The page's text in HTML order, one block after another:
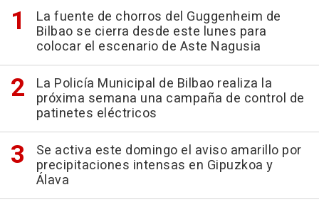
La fuente de chorros del Guggenheim de
Bilbao se cierra desde este lunes para
colocar el escenario de Aste Nagusia
La Policía Municipal de Bilbao realiza la
próxima semana una campaña de control de
patinetes eléctricos
Se activa este domingo el aviso amarillo por
precipitaciones intensas en Gipuzkoa y
Álava